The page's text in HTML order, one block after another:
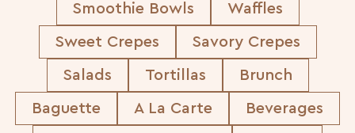
Smoothie Bowls Waffles
Sweet Crepes Savory Crepes
Salads Tortillas Brunch
Baguette A La Carte Beverages